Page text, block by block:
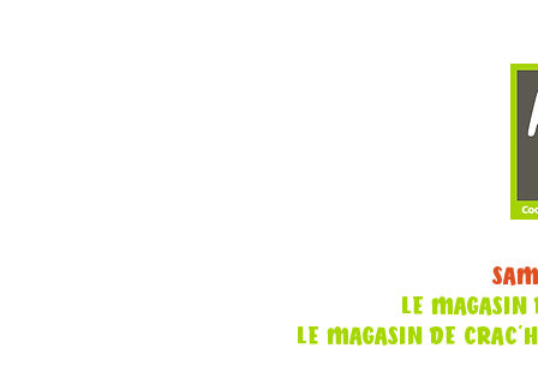
LE MAGASIN
LE MAGASIN DE